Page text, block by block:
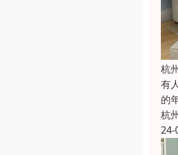
杭
有
的
杭
24-